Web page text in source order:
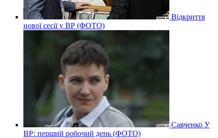
Відкриття
нової сесії у ВР (ФОТО)
Савченко У
ВР: перший робочий день (ФОТО)